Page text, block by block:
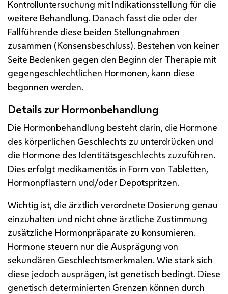
Kontrolluntersuchung mit Indikationsstellung für die
weitere Behandlung. Danach fasst die oder der
Fallführende diese beiden Stellungnahmen
zusammen (Konsensbeschluss). Bestehen von keiner
Seite Bedenken gegen den Beginn der Therapie mit
gegengeschlechtlichen Hormonen, kann diese
begonnen werden.
Details zur Hormonbehandlung
Die Hormonbehandlung besteht darin, die Hormone
des körperlichen Geschlechts zu unterdrücken und
die Hormone des Identitätsgeschlechts zuzuführen.
Dies erfolgt medikamentös in Form von Tabletten,
Hormonpflastern und/oder Depotspritzen.
Wichtig ist, die ärztlich verordnete Dosierung genau
einzuhalten und nicht ohne ärztliche Zustimmung
zusätzliche Hormonpräparate zu konsumieren.
Hormone steuern nur die Ausprägung von
sekundären Geschlechtsmerkmalen. Wie stark sich
diese jedoch ausprägen, ist genetisch bedingt. Diese
genetisch determinierten Grenzen können durch